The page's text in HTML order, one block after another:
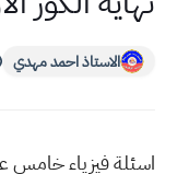
الاستاذ احمد مهدي